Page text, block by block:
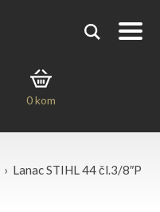
0kom
› Lanac STIHL 44 čl.3/8″P